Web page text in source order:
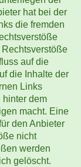
hat bei der
die fremden
auf die
die Inhalte der
Links
hinter dem
macht. Eine
den Anbieter
nicht
werden
gelöscht.